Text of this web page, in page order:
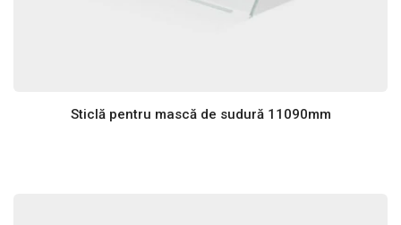
Sticlă pentru mască de sudură 11090mm